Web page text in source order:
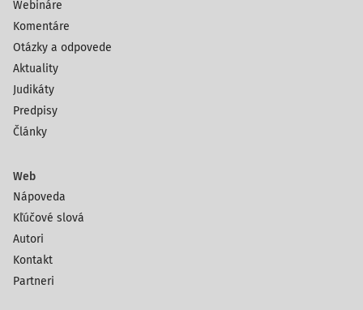
Webináre
Komentáre
Otázky a odpovede
Aktuality
Judikáty
Predpisy
Články
Web
Nápoveda
Kľúčové slová
Autori
Kontakt
Partneri